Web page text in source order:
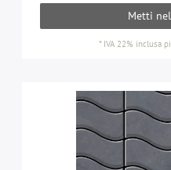
Metti
* IVA 22% inclusa